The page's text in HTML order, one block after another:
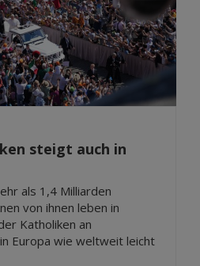
steigt auch in
als 1,4 Milliarden
von ihnen leben in
Katholiken an
Europa wie weltweit leicht